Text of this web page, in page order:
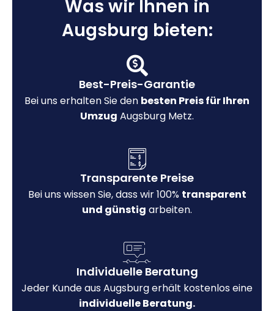
Was wir Ihnen in
Augsburg bieten:
Best-Preis-Garantie
Bei uns erhalten Sie den besten Preis für Ihren
Umzug Augsburg Metz.
Transparente Preise
Bei uns wissen Sie, dass wir 100% transparent
und günstig arbeiten.
Individuelle Beratung
Jeder Kunde aus Augsburg erhält kostenlos eine
individuelle Beratung.